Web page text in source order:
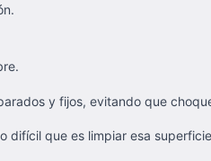
y fijos, evitando que
difícil que es limpiar esa